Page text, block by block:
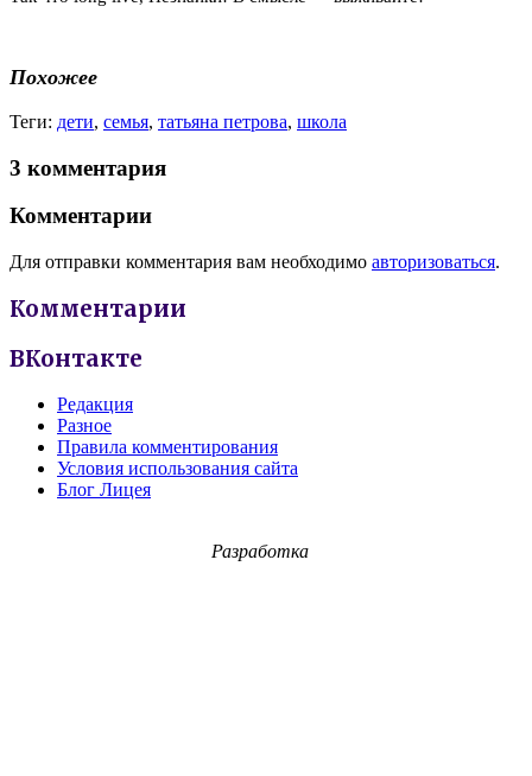
Похожее
Теги: дети, семья, татьяна петрова, школа
3 комментария
Комментарии
Для отправки комментария вам необходимо авторизоваться.
Комментарии
ВКонтакте
Редакция
Разное
Правила комментирования
Условия использования сайта
Блог Лицея
Разработка